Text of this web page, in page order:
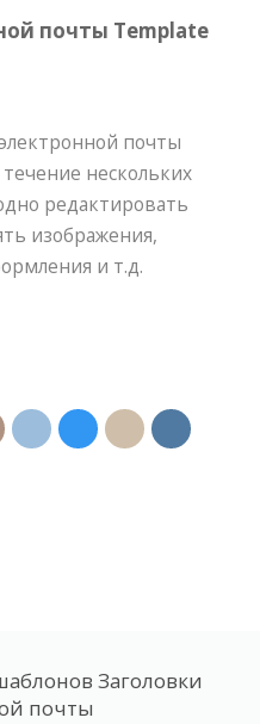
почты Template
почты
нескольких
редактировать
изображения,
и т.д.
Заголовки
почты